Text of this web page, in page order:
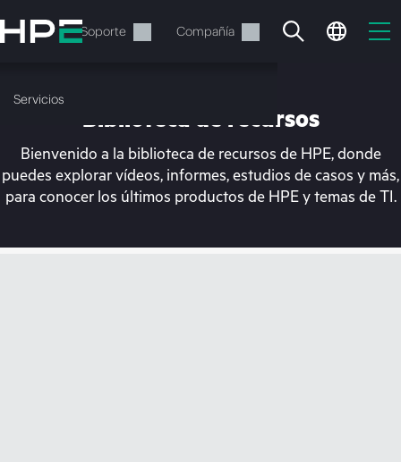
al
contenido
Servicios Soporte Compañía
Servicios
En estos momentos, tu
Biblioteca de recursos
Bienvenido a la biblioteca de recursos de HPE, donde
puedes explorar vídeos, informes, estudios de casos y más,
para conocer los últimos productos de HPE y temas de TI.